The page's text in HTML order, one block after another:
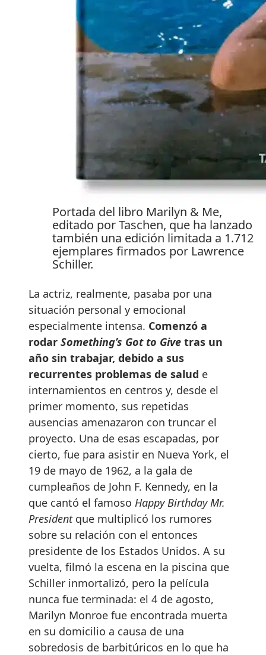
Portada del libro Marilyn & Me,
editado por Taschen, que ha lanzado
también una edición limitada a 1.712
ejemplares firmados por Lawrence
Schiller.
La actriz, realmente, pasaba por una
situación personal y emocional
especialmente intensa. Comenzó a
rodar Something’s Got to Give tras un
año sin trabajar, debido a sus
recurrentes problemas de salud e
internamientos en centros y, desde el
primer momento, sus repetidas
ausencias amenazaron con truncar el
proyecto. Una de esas escapadas, por
cierto, fue para asistir en Nueva York, el
19 de mayo de 1962, a la gala de
cumpleaños de John F. Kennedy, en la
que cantó el famoso Happy Birthday Mr.
President que multiplicó los rumores
sobre su relación con el entonces
presidente de los Estados Unidos. A su
vuelta, filmó la escena en la piscina que
Schiller inmortalizó, pero la película
nunca fue terminada: el 4 de agosto,
Marilyn Monroe fue encontrada muerta
en su domicilio a causa de una
sobredosis de barbitúricos en lo que ha